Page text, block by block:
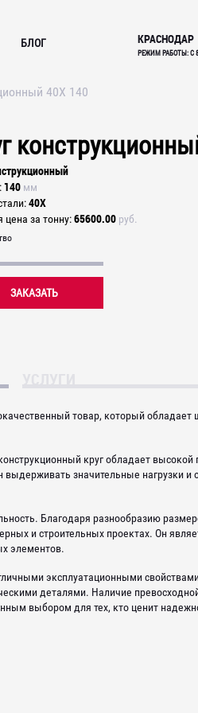
БЛОГ КРАСНОДАР
РЕЖИМ РАБОТЫ: С
40Х 140
140 мм
40Х
цена за тонну 65600.00 руб.
ЗАКАЗАТЬ
товар, который
круг обладает высокой
значительные нагрузки и
Благодаря разнообразию
и строительных проектах. Он
элементов.
эксплуатационными
деталями. Наличие
выбором для тех, кто ценит